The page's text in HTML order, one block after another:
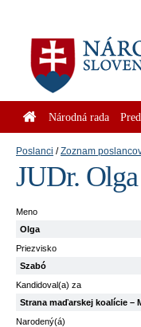
Národná rada
Poslanci Zoznam
JUDr.
Meno
Olga
Priezvisko
Szabó
Kandidoval(a) za
Strana maďarskej koalície –
Narodený(á)